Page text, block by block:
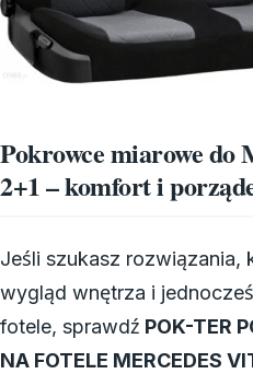
Pokrowce miarowe do
2+1 – komfort i
Jeśli szukasz rozwiązania,
wygląd wnętrza i
fotele, sprawdź POK-TER
NA FOTELE MERCEDES